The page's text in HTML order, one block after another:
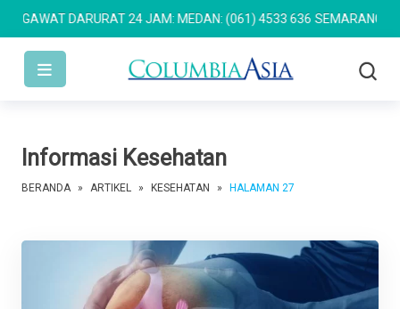
DARURAT 24 JAM: MEDAN: (061) 4533 636 SEMARANG: (024) 762
Informasi Kesehatan
BERANDA » ARTIKEL » KESEHATAN » HALAMAN 27